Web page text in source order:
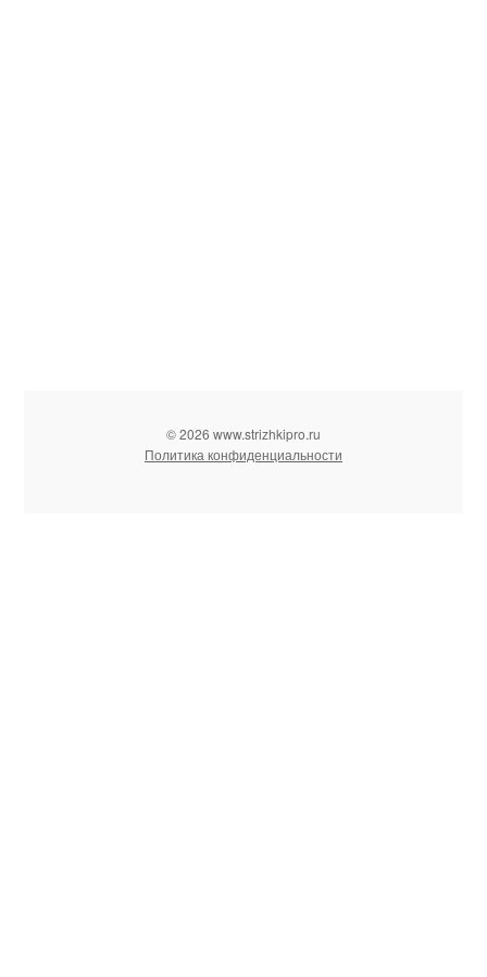
© 2026 www.strizhkipro.ru
Политика конфиденциальности